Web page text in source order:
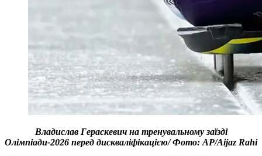
Владислав Гераскевич на тренувальному заїзді
Олімпіади-2026 перед дискваліфікацією/ Фото: AP/Aijaz Rahi